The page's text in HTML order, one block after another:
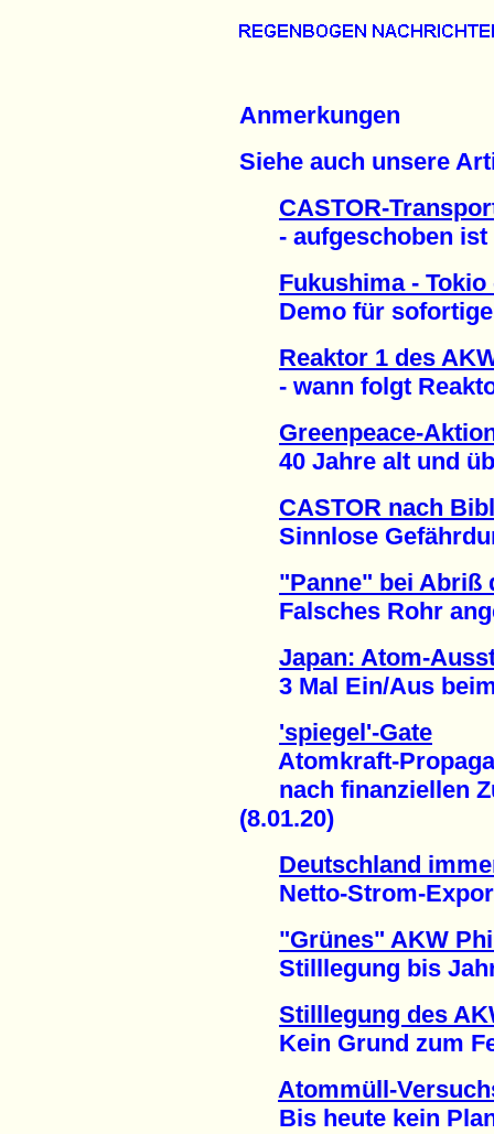
Anmerkungen
Siehe auch unsere
CASTOR-
- aufgeschoben ist
Fukushima -
Demo für
Reaktor 1 des
- wann folgt
Greenpeace-
40 Jahre alt und
CASTOR nach
Sinnlose
"Panne" bei Abriß
Falsches Rohr
Japan: Atom-
3 Mal Ein/Aus beim
'spiegel'-Gate
Atomkraft-
nach finanziellen
(8.01.20)
Deutschland
Netto-Strom-
"Grünes" AKW
Stilllegung bis
Stilllegung des
Kein Grund zum
Atommüll-
Bis heute kein Plan